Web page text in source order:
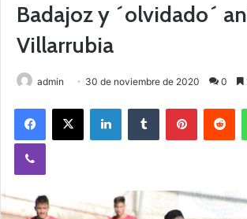
Badajoz y ´olvidado´
Villarrubia
admin 30 de noviembre de 2020 0